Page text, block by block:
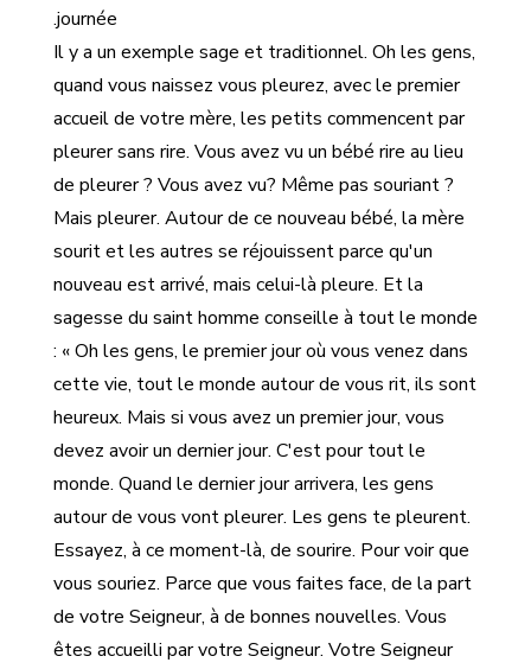
journée.
Il y a un exemple sage et traditionnel. Oh les gens,
quand vous naissez vous pleurez, avec le premier
accueil de votre mère, les petits commencent par
pleurer sans rire. Vous avez vu un bébé rire au lieu
de pleurer ? Vous avez vu? Même pas souriant ?
Mais pleurer. Autour de ce nouveau bébé, la mère
sourit et les autres se réjouissent parce qu'un
nouveau est arrivé, mais celui-là pleure. Et la
sagesse du saint homme conseille à tout le monde
: « Oh les gens, le premier jour où vous venez dans
cette vie, tout le monde autour de vous rit, ils sont
heureux. Mais si vous avez un premier jour, vous
devez avoir un dernier jour. C'est pour tout le
monde. Quand le dernier jour arrivera, les gens
autour de vous vont pleurer. Les gens te pleurent.
Essayez, à ce moment-là, de sourire. Pour voir que
vous souriez. Parce que vous faites face, de la part
de votre Seigneur, à de bonnes nouvelles. Vous
êtes accueilli par votre Seigneur. Votre Seigneur